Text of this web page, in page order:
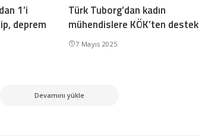
1’i
deprem
Türk Tuborg’dan kadın
mühendislere KÖK’ten destek
7 Mayıs 2025
Devamını yükle